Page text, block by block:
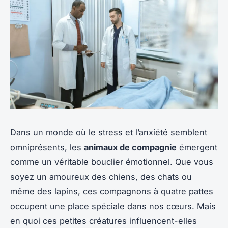
Dans un monde où le stress et l’anxiété semblent
omniprésents, les animaux de compagnie émergent
comme un véritable bouclier émotionnel. Que vous
soyez un amoureux des chiens, des chats ou
même des lapins, ces compagnons à quatre pattes
occupent une place spéciale dans nos cœurs. Mais
en quoi ces petites créatures influencent-elles